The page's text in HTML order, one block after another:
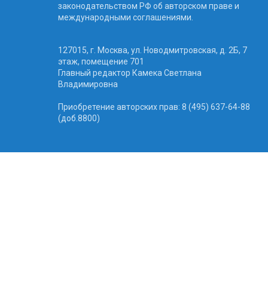
законодательством РФ об авторском праве и
международными соглашениями.
127015, г. Москва, ул. Новодмитровская, д. 2Б, 7
этаж, помещение 701
Главный редактор Камека Светлана
Владимировна
Приобретение авторских прав: 8 (495) 637-64-88
(доб.8800)